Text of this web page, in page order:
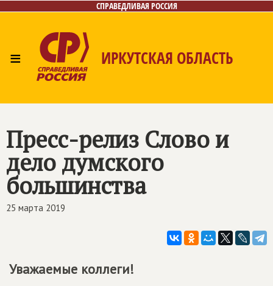
СПРАВЕДЛИВАЯ РОССИЯ
≡ ИРКУТСКАЯ ОБЛАСТЬ
Интернет-приёмная
Пресс-релиз Слово и
дело думского
большинства
25 марта 2019
Уважаемые коллеги!